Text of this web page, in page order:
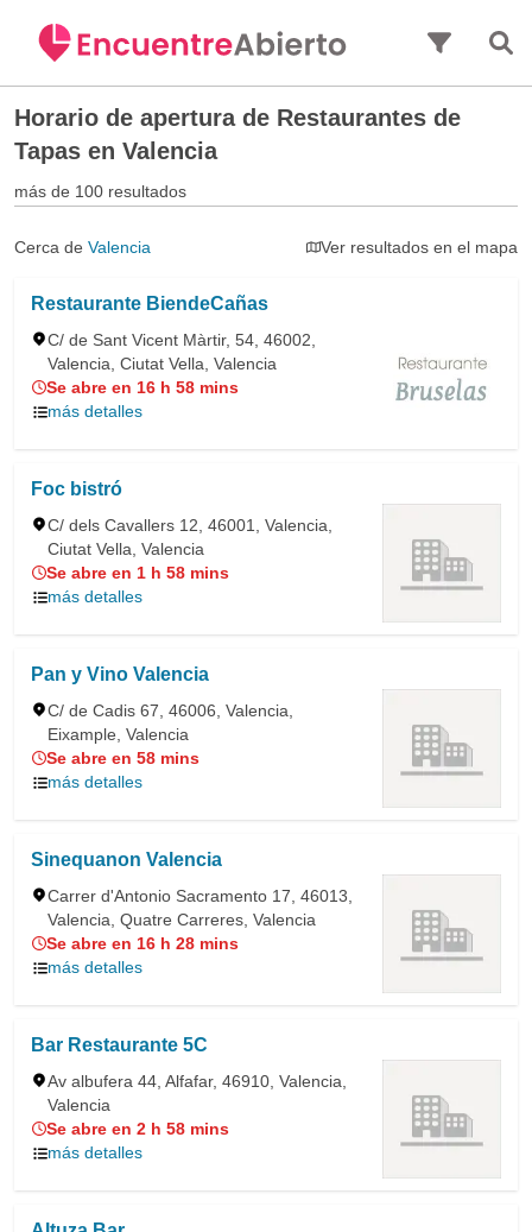
Horario de apertura de Restaurantes de
Tapas en Valencia
más de 100 resultados
Cerca de Valencia Ver resultados en el mapa
Restaurante BiendeCañas
C/ de Sant Vicent Màrtir, 54, 46002,
Valencia, Ciutat Vella, Valencia
Se abre en 16 h 58 mins
más detalles
Foc bistró
C/ dels Cavallers 12, 46001, Valencia,
Ciutat Vella, Valencia
Se abre en 1 h 58 mins
más detalles
Pan y Vino Valencia
C/ de Cadis 67, 46006, Valencia,
Eixample, Valencia
Se abre en 58 mins
más detalles
Sinequanon Valencia
Carrer d'Antonio Sacramento 17, 46013,
Valencia, Quatre Carreres, Valencia
Se abre en 16 h 28 mins
más detalles
Bar Restaurante 5C
Av albufera 44, Alfafar, 46910, Valencia,
Valencia
Se abre en 2 h 58 mins
más detalles